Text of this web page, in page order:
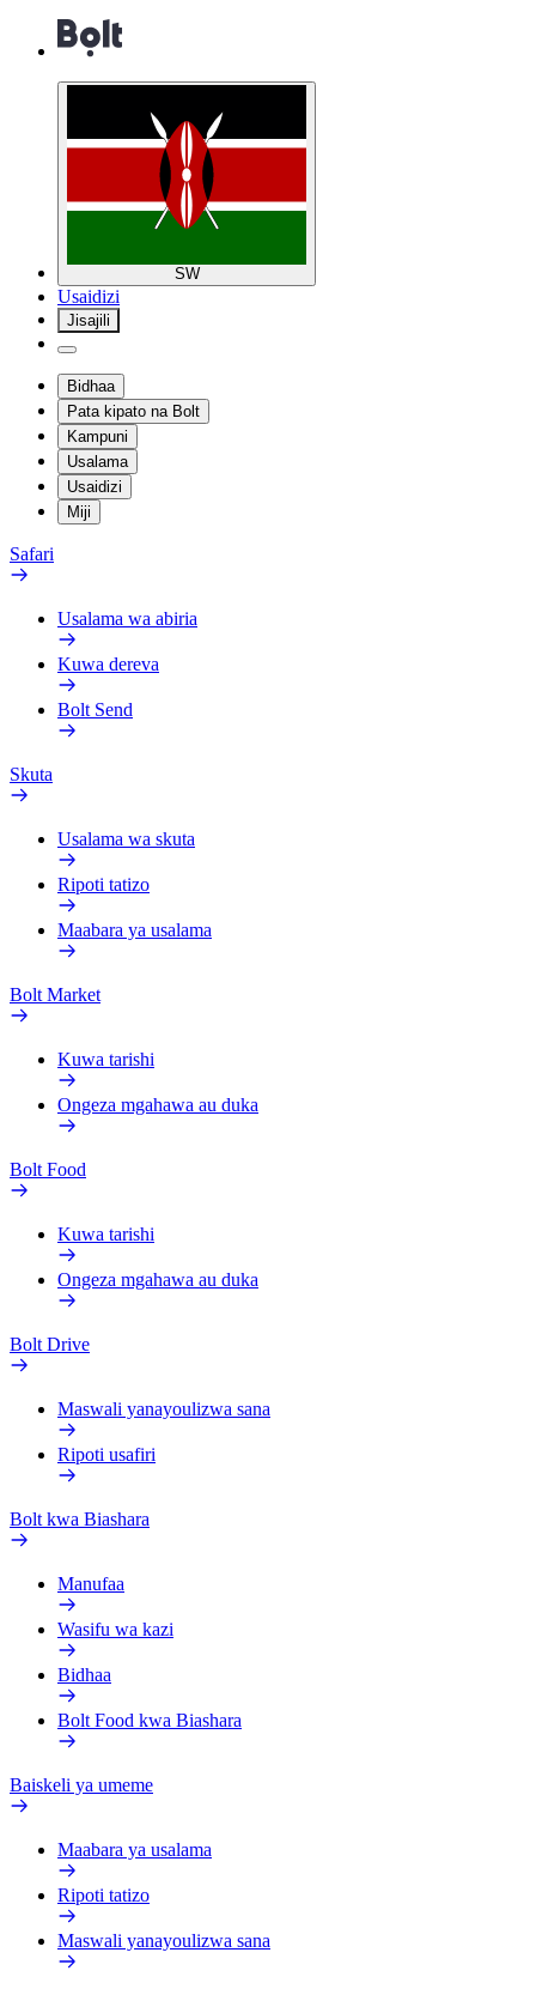
SW
Usaidizi
Jisajili
Bidhaa
Pata kipato na Bolt
Kampuni
Usalama
Usaidizi
Miji
Safari
Usalama wa abiria
Kuwa dereva
Bolt Send
Skuta
Usalama wa skuta
Ripoti tatizo
Maabara ya usalama
Bolt Market
Kuwa tarishi
Ongeza mgahawa au duka
Bolt Food
Kuwa tarishi
Ongeza mgahawa au duka
Bolt Drive
Maswali yanayoulizwa sana
Ripoti usafiri
Bolt kwa Biashara
Manufaa
Wasifu wa kazi
Bidhaa
Bolt Food kwa Biashara
Baiskeli ya umeme
Maabara ya usalama
Ripoti tatizo
Maswali yanayoulizwa sana